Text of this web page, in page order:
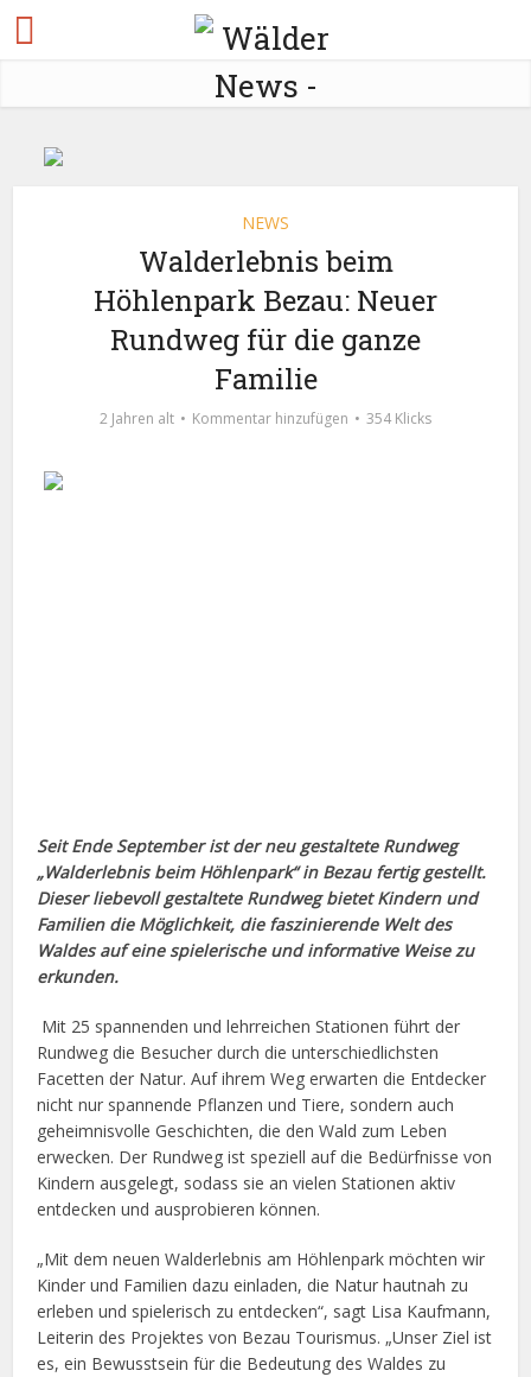
NEWS
Walderlebnis beim
Höhlenpark Bezau: Neuer
Rundweg für die ganze
Familie
2 Jahren alt Kommentar hinzufügen 354 Klicks
Seit Ende September ist der neu gestaltete Rundweg
„Walderlebnis beim Höhlenpark“ in Bezau fertig gestellt.
Dieser liebevoll gestaltete Rundweg bietet Kindern und
Familien die Möglichkeit, die faszinierende Welt des
Waldes auf eine spielerische und informative Weise zu
erkunden.
Mit 25 spannenden und lehrreichen Stationen führt der
Rundweg die Besucher durch die unterschiedlichsten
Facetten der Natur. Auf ihrem Weg erwarten die Entdecker
nicht nur spannende Pflanzen und Tiere, sondern auch
geheimnisvolle Geschichten, die den Wald zum Leben
erwecken. Der Rundweg ist speziell auf die Bedürfnisse von
Kindern ausgelegt, sodass sie an vielen Stationen aktiv
entdecken und ausprobieren können.
„Mit dem neuen Walderlebnis am Höhlenpark möchten wir
Kinder und Familien dazu einladen, die Natur hautnah zu
erleben und spielerisch zu entdecken“, sagt Lisa Kaufmann,
Leiterin des Projektes von Bezau Tourismus. „Unser Ziel ist
es, ein Bewusstsein für die Bedeutung des Waldes zu